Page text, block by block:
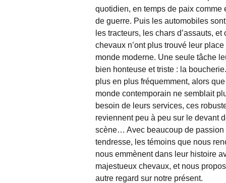
quotidien, en temps de paix comme
de guerre. Puis les automobiles
les tracteurs, les chars d’assauts, et
chevaux n’ont plus trouvé leur
monde moderne. Une seule tâche
bien honteuse et triste : la
plus en plus fréquemment, alors
monde contemporain ne semblait
besoin de leurs services, ces
reviennent peu à peu sur le devant
scène… Avec beaucoup de passion
tendresse, les témoins que nous
nous emmènent dans leur histoire
majestueux chevaux, et nous
autre regard sur notre présent.